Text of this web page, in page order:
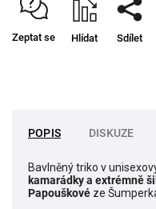
Zeptat se Hlídat Sdílet
POPIS DISKUZE
Bavlněný triko v
kamarádky a extrémně
Papouškové ze